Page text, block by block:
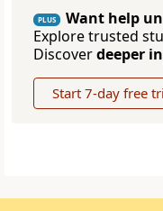
PLUS
Want help
Explore trusted
Discoverdeeper
Start 7-day free